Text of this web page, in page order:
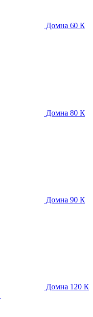
Домна 60 К
Домна 80 К
Домна 90 К
Домна 120 К